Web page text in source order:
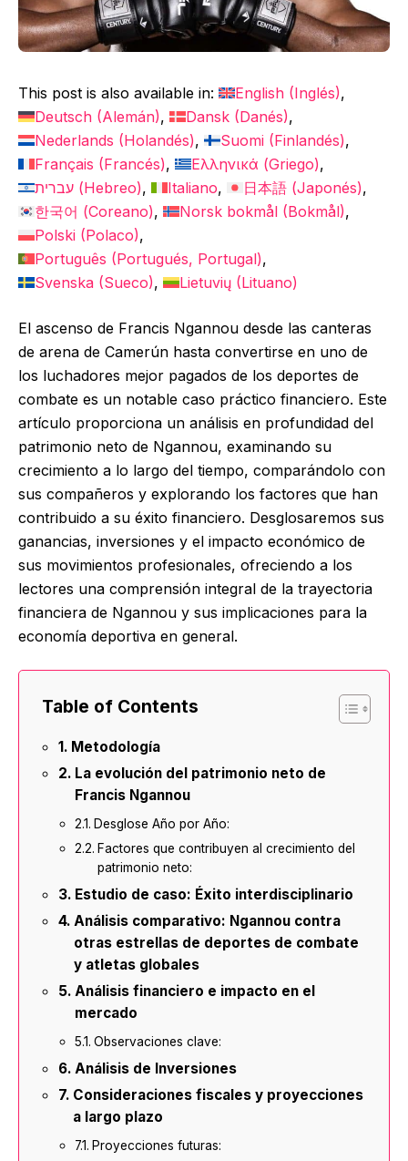
This post is also available in: English (Inglés)
Deutsch (Alemán) Dansk (Danés)
Nederlands (Holandés) Suomi (Finlandés)
Français (Francés) Ελληνικά (Griego)
עברית (Hebreo) Italiano 日本語 (Japonés)
한국어 (Coreano) Norsk bokmål (Bokmål)
Polski (Polaco)
Português (Portugués, Portugal)
Svenska (Sueco) Lietuvių (Lituano)
El ascenso de Francis Ngannou desde las canteras
de arena de Camerún hasta convertirse en uno de
los luchadores mejor pagados de los deportes de
combate es un notable caso práctico financiero. Este
artículo proporciona un análisis en profundidad del
patrimonio neto de Ngannou, examinando su
crecimiento a lo largo del tiempo, comparándolo con
sus compañeros y explorando los factores que han
contribuido a su éxito financiero. Desglosaremos sus
ganancias, inversiones y el impacto económico de
sus movimientos profesionales, ofreciendo a los
lectores una comprensión integral de la trayectoria
financiera de Ngannou y sus implicaciones para la
economía deportiva en general.
Table of Contents
Metodología
La evolución del patrimonio neto de
Francis Ngannou
Desglose Año por Año:
Factores que contribuyen al crecimiento del
patrimonio neto:
Estudio de caso: Éxito interdisciplinario
Análisis comparativo: Ngannou contra
otras estrellas de deportes de combate
y atletas globales
Análisis financiero e impacto en el
mercado
Observaciones clave:
Análisis de Inversiones
Consideraciones fiscales y proyecciones
a largo plazo
Proyecciones futuras: